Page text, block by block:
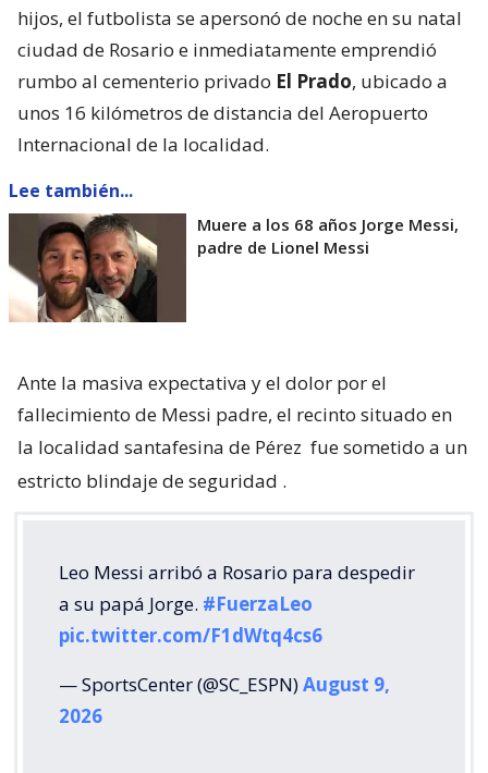
hijos, el futbolista se apersonó de noche en su natal
ciudad de Rosario e inmediatamente emprendió
rumbo al cementerio privado El Prado, ubicado a
unos 16 kilómetros de distancia del Aeropuerto
Internacional de la localidad.
Lee también...
Muere a los 68 años Jorge Messi,
padre de Lionel Messi
Ante la masiva expectativa y el dolor por el
fallecimiento de Messi padre, el recinto situado en
la localidad santafesina de Pérez fue sometido a un
estricto blindaje de seguridad .
Leo Messi arribó a Rosario para despedir
a su papá Jorge. #FuerzaLeo
pic.twitter.com/F1dWtq4cs6
— SportsCenter (@SC_ESPN)August 9,
2026